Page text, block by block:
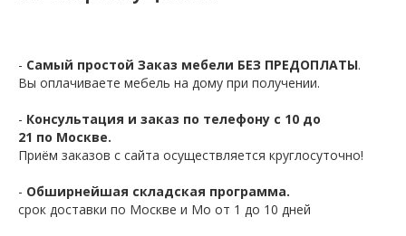
- Самый простой Заказ мебели БЕЗ ПРЕДОПЛАТЫ.
Вы оплачиваете мебель на дому при получении.
- Консультация и заказ по телефону с 10 до
21 по Москве.
Приём заказов с сайта осуществляется круглосуточно!
- Обширнейшая складская программа.
срок доставки по Москве и Мо от 1 до 10 дней